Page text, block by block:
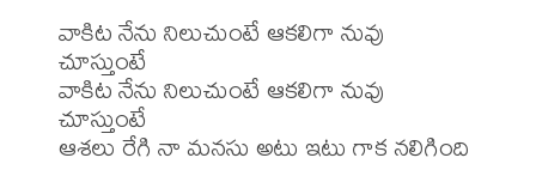
వాకిట నేను నిలుచుంటే ఆకలిగా నువు
చూస్తుంటే
వాకిట నేను నిలుచుంటే ఆకలిగా నువు
చూస్తుంటే
ఆశలు రేగి నా మనసు అటు ఇటు గాక నలిగింది